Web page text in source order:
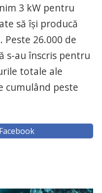
3 kW pentru
să își producă
26.000 de
s-au înscris pentru
totale ale
cumulând peste